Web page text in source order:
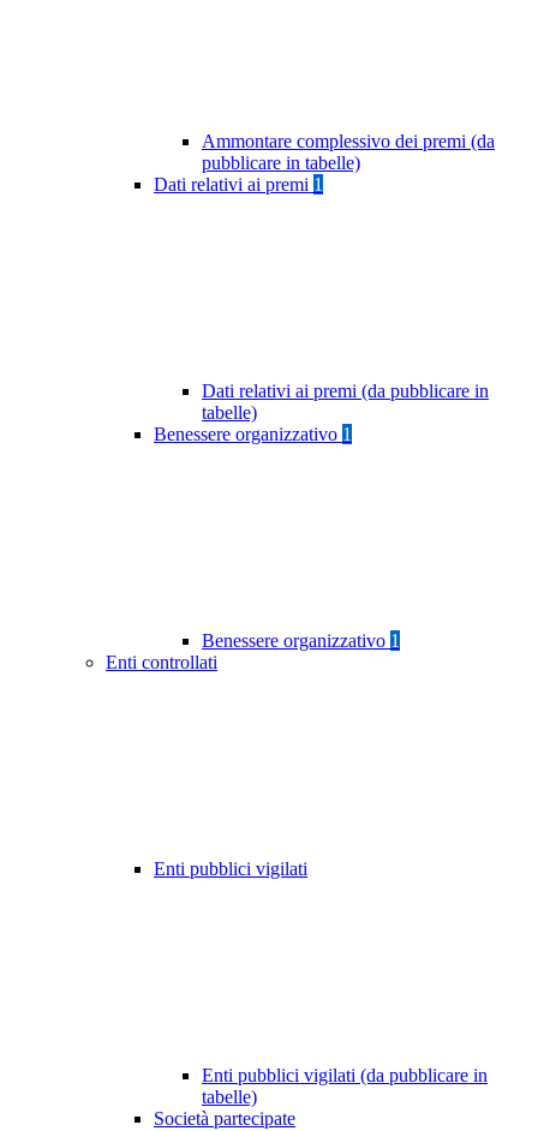
Ammontare complessivo dei premi (da
pubblicare in tabelle)
Dati relativi ai premi 1
Dati relativi ai premi (da pubblicare in
tabelle)
Benessere organizzativo 1
Benessere organizzativo 1
Enti controllati
Enti pubblici vigilati
Enti pubblici vigilati (da pubblicare in
tabelle)
Società partecipate